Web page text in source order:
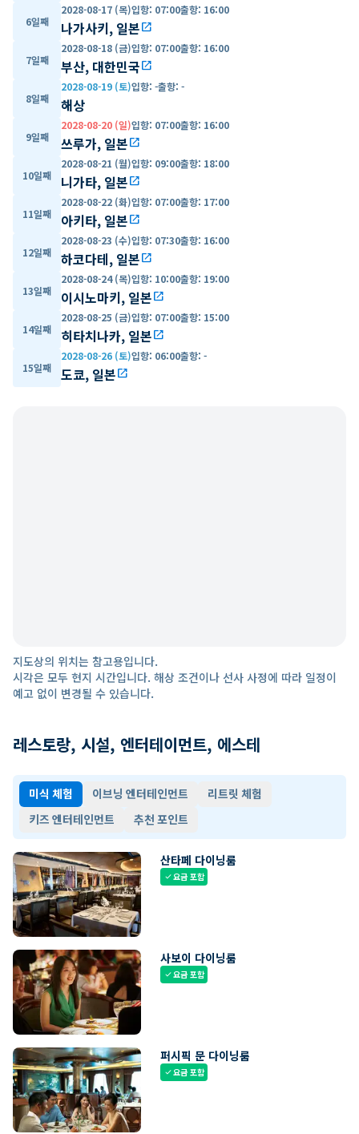
6일째
2028-08-17 (목)입항: 07:00출항: 16:00
나가사키, 일본open_in_new
7일째
2028-08-18 (금)입항: 07:00출항: 16:00
부산, 대한민국open_in_new
8일째
2028-08-19 (토)입항: -출항: -
해상
9일째
2028-08-20 (일)입항: 07:00출항: 16:00
쓰루가, 일본open_in_new
10일째
2028-08-21 (월)입항: 09:00출항: 18:00
니가타, 일본open_in_new
11일째
2028-08-22 (화)입항: 07:00출항: 17:00
아키타, 일본open_in_new
12일째
2028-08-23 (수)입항: 07:30출항: 16:00
하코다테, 일본open_in_new
13일째
2028-08-24 (목)입항: 10:00출항: 19:00
이시노마키, 일본open_in_new
14일째
2028-08-25 (금)입항: 07:00출항: 15:00
히타치나카, 일본open_in_new
15일째
2028-08-26 (토)입항: 06:00출항: -
도쿄, 일본open_in_new
지도상의 위치는 참고용입니다.
시각은 모두 현지 시간입니다. 해상 조건이나 선사 사정에 따라 일정이
예고 없이 변경될 수 있습니다.
레스토랑, 시설, 엔터테이먼트, 에스테
미식 체험 이브닝 엔터테인먼트
리트릿 체험
키즈 엔터테인먼트
추천 포인트
산타페 다이닝룸
check요금 포함
사보이 다이닝룸
check요금 포함
퍼시픽 문 다이닝룸
check요금 포함